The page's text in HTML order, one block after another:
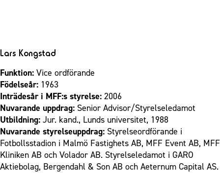
Vanliga frågor om 1910 Event
Grundskolefotboll mot rasismer
Skolakademier
Fonder
Policydokument
Personuppgiftspolicy
Lars Kongstad
Funktion: Vice ordförande
Födelseår: 1963
Inträdesår i MFF:s styrelse: 2006
Nuvarande uppdrag: Senior Advisor/Styrelseledamot
Utbildning: Jur. kand., Lunds universitet, 1988
Nuvarande styrelseuppdrag: Styrelseordförande i
Fotbollsstadion i Malmö Fastighets AB, MFF Event AB, MFF
Kliniken AB och Volador AB. Styrelseledamot i GARO
Aktiebolag, Bergendahl & Son AB och Aeternum Capital AS.